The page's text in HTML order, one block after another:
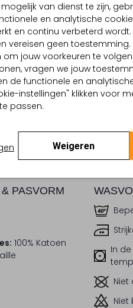
van dienst te zijn,
en analytische
en continu verbeterd
vereisen geen
om jouw voorkeuren te
vragen we jouw
de functionele en
instellingen" klikken voor
passen.
Weigeren
Ontdek
& RETOURNEREN
PASVORM
100% Katoen
In
Niet
Niet